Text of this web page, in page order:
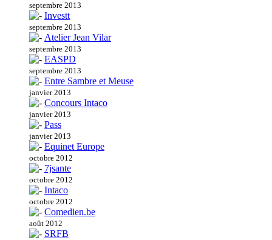
septembre 2013
Investt
septembre 2013
Atelier Jean Vilar
septembre 2013
EASPD
septembre 2013
Entre Sambre et Meuse
janvier 2013
Concours Intaco
janvier 2013
Pass
janvier 2013
Equinet Europe
octobre 2012
7jsante
octobre 2012
Intaco
octobre 2012
Comedien.be
août 2012
SRFB